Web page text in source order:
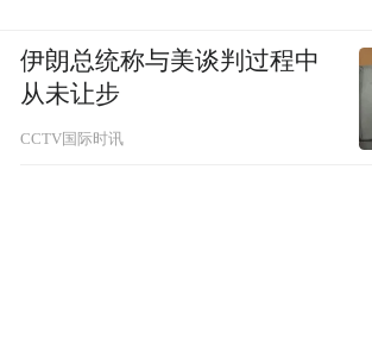
伊朗总统称与美谈判过程中
从未让步
CCTV国际时讯